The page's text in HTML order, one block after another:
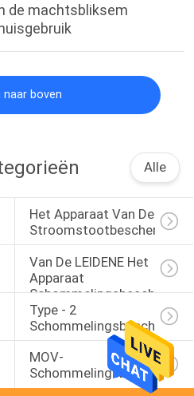
de machtsbliksem
naar boven
Alle
Het Apparaat Van De
Stroomstootbescherming
Van De LEIDENE Het
Apparaat
Type - 2
Schommelingsbeschermer
MOV-